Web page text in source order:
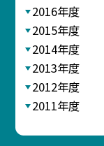
2016年度
2015年度
2014年度
2013年度
2012年度
2011年度